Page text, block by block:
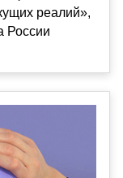
реалий»,
России